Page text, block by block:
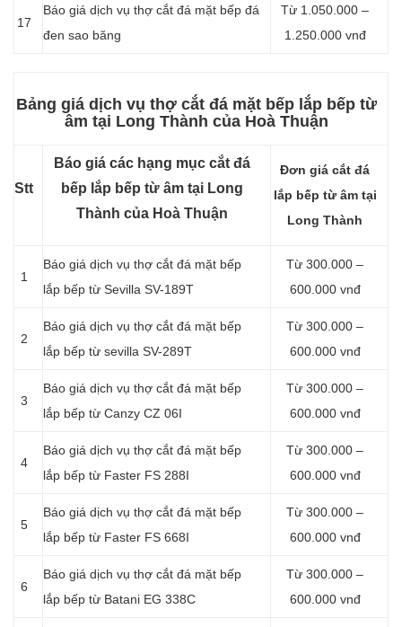
17
Báo giá dịch vụ thợ cắt đá mặt bếp đá
đen sao băng
Từ 1.050.000 –
1.250.000 vnđ
Bảng giá dịch vụ thợ cắt đá mặt bếp lắp bếp từ
âm tại Long Thành của Hoà Thuận
Stt
Báo giá các hạng mục cắt đá
bếp lắp bếp từ âm tại Long
Thành của Hoà Thuận
Đơn giá cắt đá
lắp bếp từ âm tại
Long Thành
1
Báo giá dịch vụ thợ cắt đá mặt bếp
lắp bếp từ Sevilla SV-189T
Từ 300.000 –
600.000 vnđ
2
Báo giá dịch vụ thợ cắt đá mặt bếp
lắp bếp từ sevilla SV-289T
Từ 300.000 –
600.000 vnđ
3
Báo giá dịch vụ thợ cắt đá mặt bếp
lắp bếp từ Canzy CZ 06I
Từ 300.000 –
600.000 vnđ
4
Báo giá dịch vụ thợ cắt đá mặt bếp
lắp bếp từ Faster FS 288I
Từ 300.000 –
600.000 vnđ
5
Báo giá dịch vụ thợ cắt đá mặt bếp
lắp bếp từ Faster FS 668I
Từ 300.000 –
600.000 vnđ
6
Báo giá dịch vụ thợ cắt đá mặt bếp
lắp bếp từ Batani EG 338C
Từ 300.000 –
600.000 vnđ